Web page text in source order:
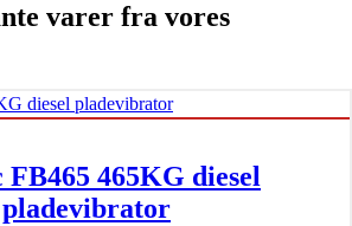
varer fra vores
FB465 465KG diesel
pladevibrator